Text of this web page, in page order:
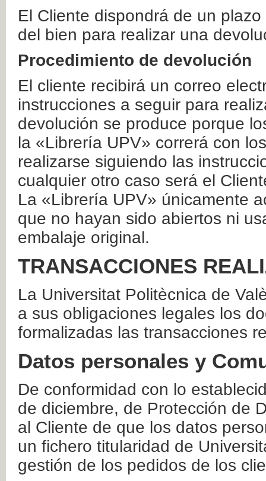
El Cliente dispondrá de un
del bien para realizar una
Procedimiento de devolución
El cliente recibirá un correo
instrucciones a seguir para
devolución se produce porque
la «Librería UPV» correrá con
realizarse siguiendo las
cualquier otro caso será el
La «Librería UPV» únicamente
que no hayan sido abiertos ni
embalaje original.
TRANSACCIONES
La Universitat Politècnica de
a sus obligaciones legales los
formalizadas las transacciones
Datos personales y
De conformidad con lo
de diciembre, de Protección de
al Cliente de que los datos
un fichero titularidad de
gestión de los pedidos de los